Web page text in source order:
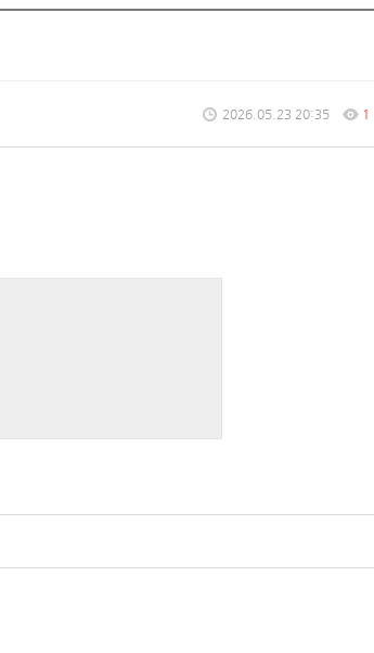
2026.05.23 20:35 1